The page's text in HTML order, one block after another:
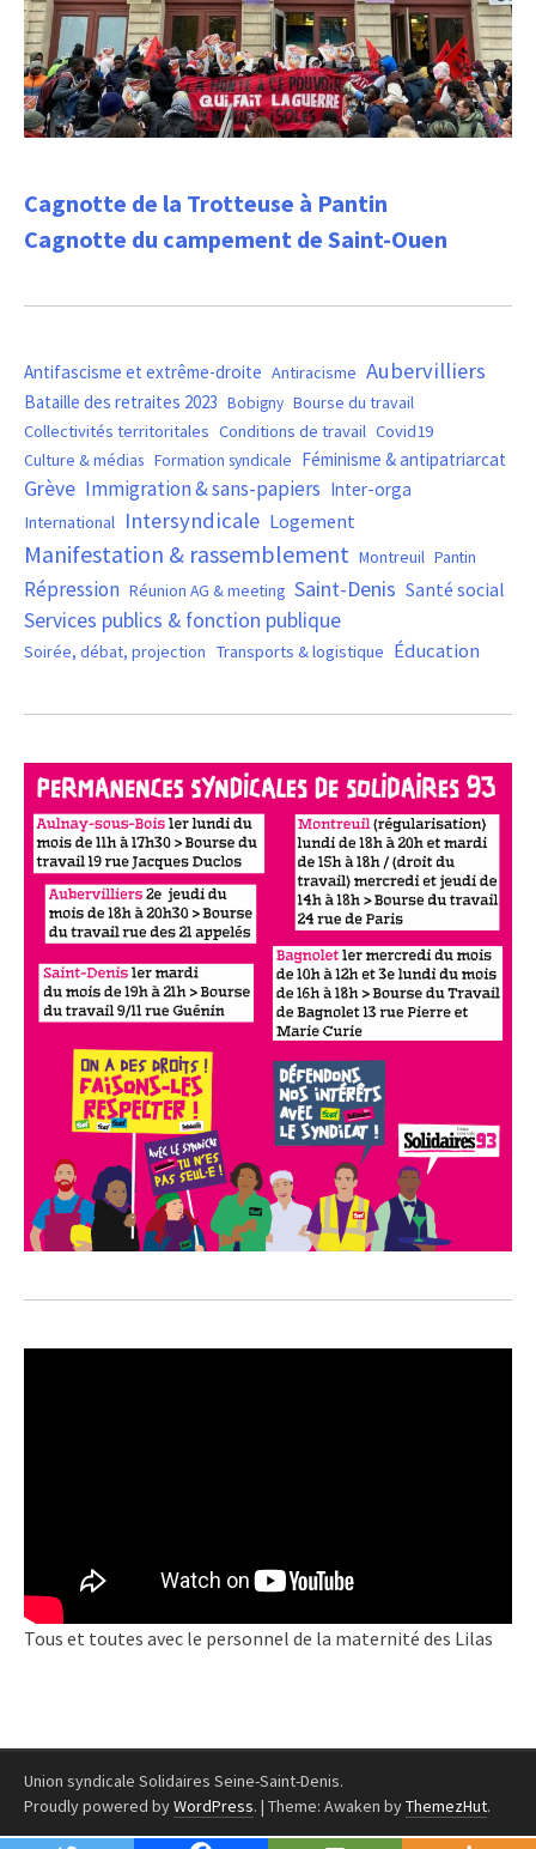
Cagnotte de la Trotteuse à Pantin
Cagnotte du campement de Saint-Ouen
Antifascisme et extrême-droite Antiracisme Aubervilliers
Bataille des retraites 2023 Bobigny Bourse du travail
Collectivités territoritales Conditions de travail Covid19
Culture & médias Formation syndicale Féminisme & antipatriarcat
Grève Immigration & sans-papiers Inter-orga
International Intersyndicale Logement
Manifestation & rassemblement Montreuil Pantin
Répression Réunion AG & meeting Saint-Denis Santé social
Services publics & fonction publique
Soirée, débat, projection Transports & logistique Éducation
Tous et toutes avec le personnel de la maternité des Lilas
Union syndicale Solidaires Seine-Saint-Denis.
Proudly powered byWordPress. | Theme: Awaken byThemezHut.